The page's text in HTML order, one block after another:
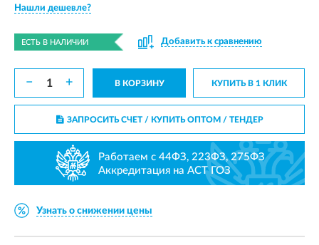
Нашли дешевле?
ЕСТЬ В НАЛИЧИИ Добавить к сравнению
− + В КОРЗИНУ КУПИТЬ В 1 КЛИК
ЗАПРОСИТЬ СЧЕТ / КУПИТЬ ОПТОМ/ ТЕНДЕР
Работаем с 44ФЗ, 223ФЗ, 275ФЗ
Аккредитация на АСТ ГОЗ
Узнать о снижении цены